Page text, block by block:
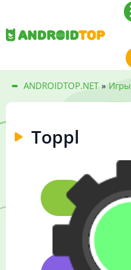
ANDROIDTOP.NET » Игры
Toppl